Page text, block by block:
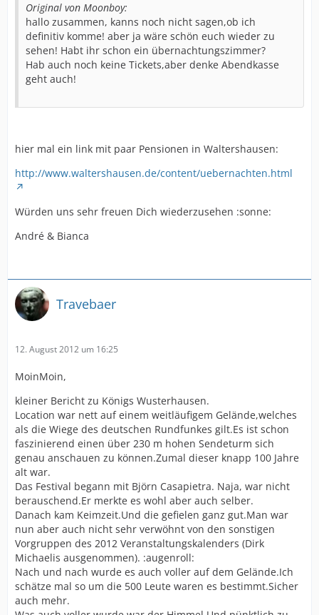
Original von Moonboy:
hallo zusammen, kanns noch nicht sagen,ob ich
definitiv komme! aber ja wäre schön euch wieder zu
sehen! Habt ihr schon ein übernachtungszimmer?
Hab auch noch keine Tickets,aber denke Abendkasse
geht auch!
hier mal ein link mit paar Pensionen in Waltershausen:
http://www.waltershausen.de/content/uebernachten.html
Würden uns sehr freuen Dich wiederzusehen :sonne:
André & Bianca
Travebaer
12. August 2012 um 16:25
MoinMoin,
kleiner Bericht zu Königs Wusterhausen.
Location war nett auf einem weitläufigem Gelände,welches
als die Wiege des deutschen Rundfunkes gilt.Es ist schon
faszinierend einen über 230 m hohen Sendeturm sich
genau anschauen zu können.Zumal dieser knapp 100 Jahre
alt war.
Das Festival begann mit Björn Casapietra. Naja, war nicht
berauschend.Er merkte es wohl aber auch selber.
Danach kam Keimzeit.Und die gefielen ganz gut.Man war
nun aber auch nicht sehr verwöhnt von den sonstigen
Vorgruppen des 2012 Veranstaltungskalenders (Dirk
Michaelis ausgenommen). :augenroll:
Nach und nach wurde es auch voller auf dem Gelände.Ich
schätze mal so um die 500 Leute waren es bestimmt.Sicher
auch mehr.